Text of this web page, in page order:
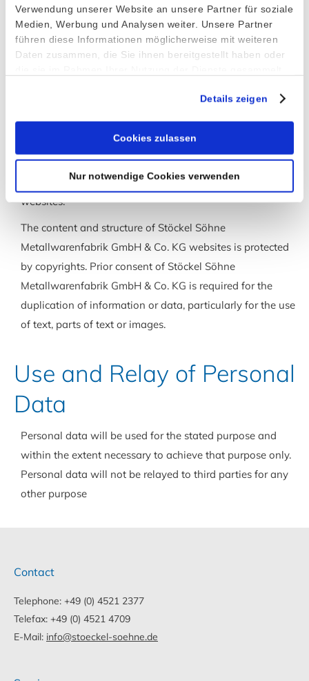
Verwendung unserer Website an unsere Partner für soziale
Medien, Werbung und Analysen weiter. Unsere Partner
führen diese Informationen möglicherweise mit weiteren
Daten zusammen, die Sie ihnen bereitgestellt haben oder
Details zeigen
Cookies zulassen
Nur notwendige Cookies verwenden
provided on its websites. However it is possible the data
may have already changed, despite great care being
applied. Therefore it is impossible to warrant or
are connected to by using hyperlinks. Stöckel Söhne
Metallwarenfabrik GmbH & Co. KG is not liable for the
content of hyperlinked websites. Stöckel Söhne
Metallwarenfabrik GmbH & Co. KG reserves the right to
change or amend the provided information on its
websites.
The content and structure of Stöckel Söhne
Metallwarenfabrik GmbH & Co. KG websites is protected
by copyrights. Prior consent of Stöckel Söhne
Metallwarenfabrik GmbH & Co. KG is required for the
duplication of information or data, particularly for the use
of text, parts of text or images.
Use and Relay of Personal
Data
Personal data will be used for the stated purpose and
within the extent necessary to achieve that purpose only.
Personal data will not be relayed to third parties for any
other purpose
Contact
Telephone: +49 (0) 4521 2377
Telefax: +49 (0) 4521 4709
E-Mail: info@stoeckel-soehne.de